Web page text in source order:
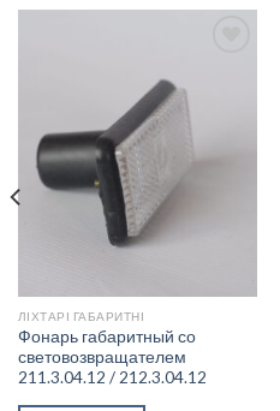
ЛІХТАРІ ГАБАРИТНІ
Фонарь габаритный со
световозвращателем
211.3.04.12 / 212.3.04.12